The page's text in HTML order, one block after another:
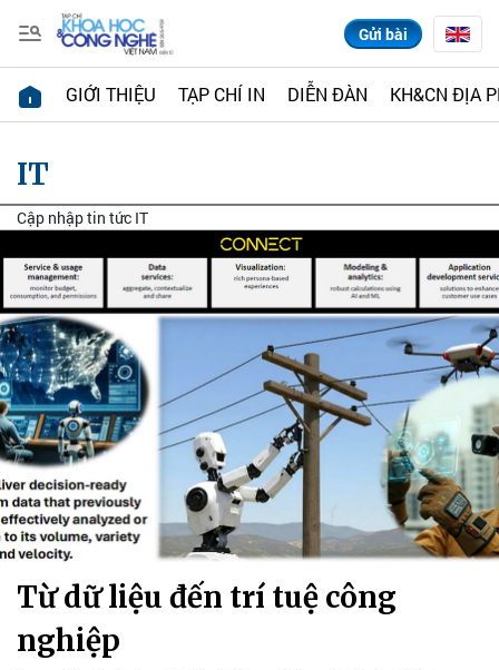
Gửi bài
GIỚI THIỆU TẠP CHÍ IN DIỄN ĐÀN KH&CN ĐỊA
IT
Cập nhập tin tức IT
Từ dữ liệu đến trí tuệ công
nghiệp